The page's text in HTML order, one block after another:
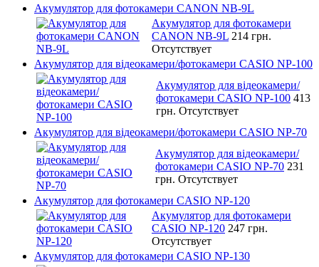
Акумулятор для фотокамери CANON NB-9L
Акумулятор для фотокамери
CANON NB-9L 214 грн.
Отсутствует
Акумулятор для відеокамери/фотокамери CASIO NP-100
Акумулятор для відеокамери/
фотокамери CASIO NP-100 413
грн. Отсутствует
Акумулятор для відеокамери/фотокамери CASIO NP-70
Акумулятор для відеокамери/
фотокамери CASIO NP-70 231
грн. Отсутствует
Акумулятор для фотокамери CASIO NP-120
Акумулятор для фотокамери
CASIO NP-120 247 грн.
Отсутствует
Акумулятор для фотокамери CASIO NP-130